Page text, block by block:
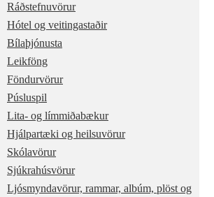
Ráðstefnuvörur
Hótel og veitingastaðir
Bílaþjónusta
Leikföng
Föndurvörur
Púsluspil
Lita- og límmiðabækur
Hjálpartæki og heilsuvörur
Skólavörur
Sjúkrahúsvörur
Ljósmyndavörur, rammar, albúm, plöst og